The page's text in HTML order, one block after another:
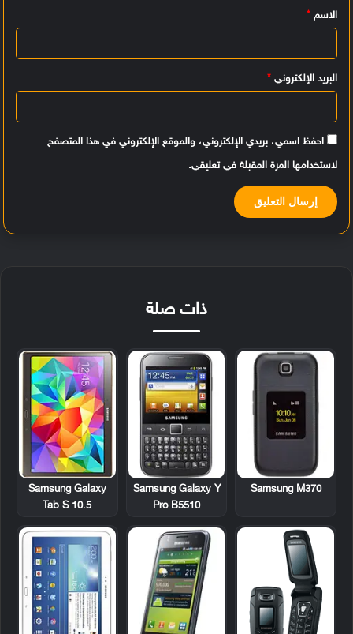
ق
الاسم *
البريد الإلكتروني *
احفظ اسمي، بريدي الإلكتروني، والموقع الإلكتروني في هذا المتصفح
لاستخدامها المرة المقبلة في تعليقي.
ذات صلة
Samsung M370
Samsung Galaxy Y
Pro B5510
Samsung Galaxy
Tab S 10.5